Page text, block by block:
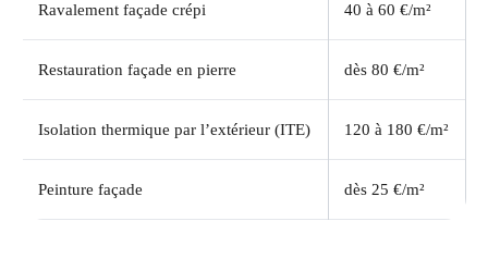
Ravalement façade crépi 40 à 60 €/m²
Restauration façade en pierre dès 80 €/m²
Isolation thermique par l’extérieur (ITE) 120 à 180 €/m²
Peinture façade dès 25 €/m²